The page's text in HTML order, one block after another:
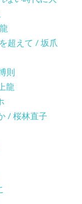
超えて / 坂爪
則
龍
/ 桜林直子